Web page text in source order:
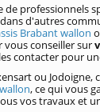
de professionnels
d'autres
Brabant wallon
conseiller sur
contacter pour
ou Jodoigne,
, ce qui vous
vos travaux et